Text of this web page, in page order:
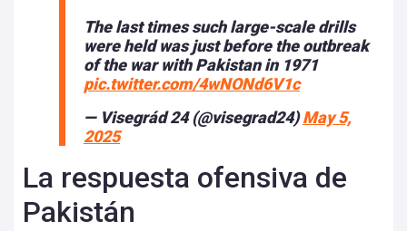
The last times such large-scale drills
were held was just before the outbreak
of the war with Pakistan in 1971
pic.twitter.com/4wNONd6V1c
— Visegrád 24 (@visegrad24)May 5,
2025
La respuesta ofensiva de
Pakistán